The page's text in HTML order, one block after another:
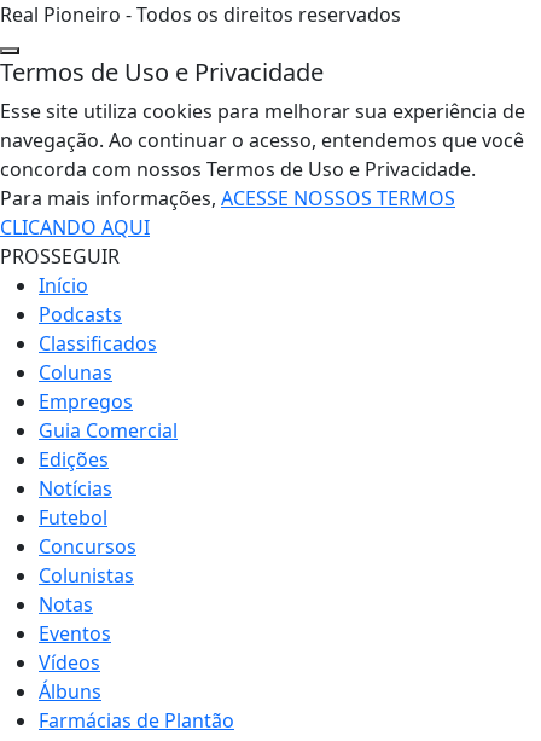
Real Pioneiro - Todos os direitos reservados
Termos de Uso e Privacidade
Esse site utiliza cookies para melhorar sua experiência de
navegação. Ao continuar o acesso, entendemos que você
concorda com nossos Termos de Uso e Privacidade.
Para mais informações, ACESSE NOSSOS TERMOS
CLICANDO AQUI
PROSSEGUIR
Início
Podcasts
Classificados
Colunas
Empregos
Guia Comercial
Edições
Notícias
Futebol
Concursos
Colunistas
Notas
Eventos
Vídeos
Álbuns
Farmácias de Plantão